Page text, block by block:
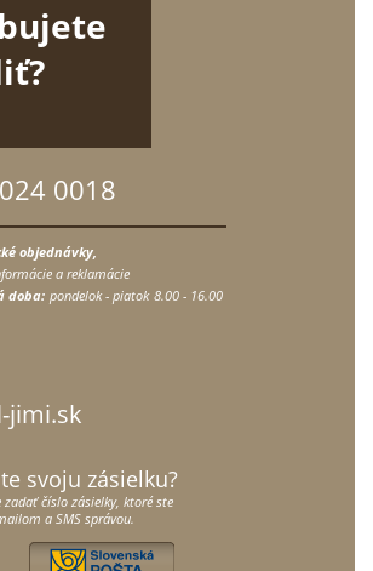
0018
objednávky,
a reklamácie
doba: pondelok - piatok 8.00 - 16.00
jimi.sk
svoju zásielku?
zadať číslo zásielky, ktoré ste
a SMS správou.